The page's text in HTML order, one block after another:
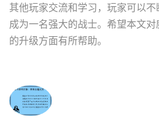
其他玩家交流和学习，玩家可以不
成为一名强大的战士。希望本文
的升级方面有所帮助。